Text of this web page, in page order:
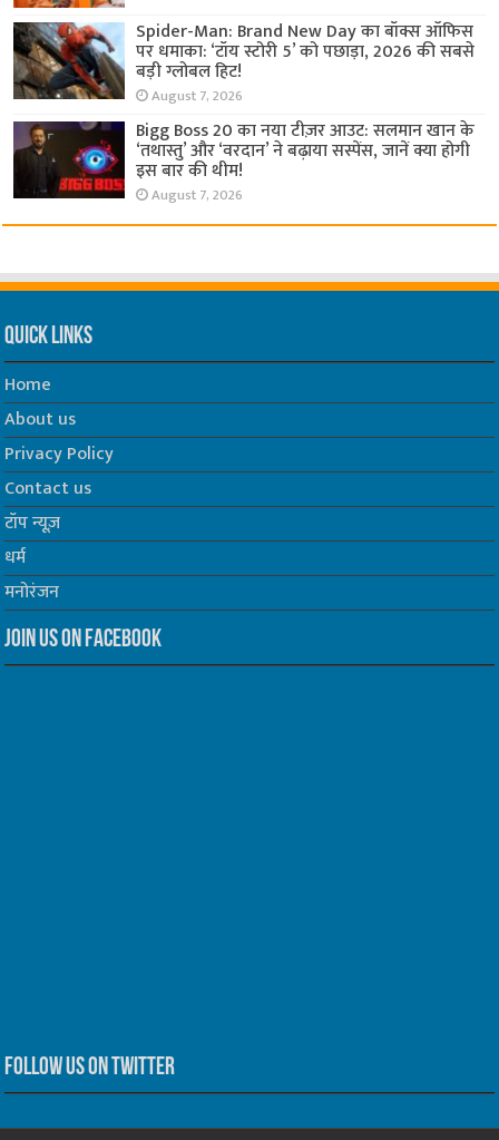
Spider-Man: Brand New Day का बॉक्स ऑफिस
पर धमाका: ‘टॉय स्टोरी 5’ को पछाड़ा, 2026 की सबसे
बड़ी ग्लोबल हिट!
August 7, 2026
Bigg Boss 20 का नया टीज़र आउट: सलमान खान के
‘तथास्तु’ और ‘वरदान’ ने बढ़ाया सस्पेंस, जानें क्या होगी
इस बार की थीम!
August 7, 2026
Quick Links
Home
About us
Privacy Policy
Contact us
टॉप न्यूज़
धर्म
मनोरंजन
Join us on Facebook
Follow us on Twitter